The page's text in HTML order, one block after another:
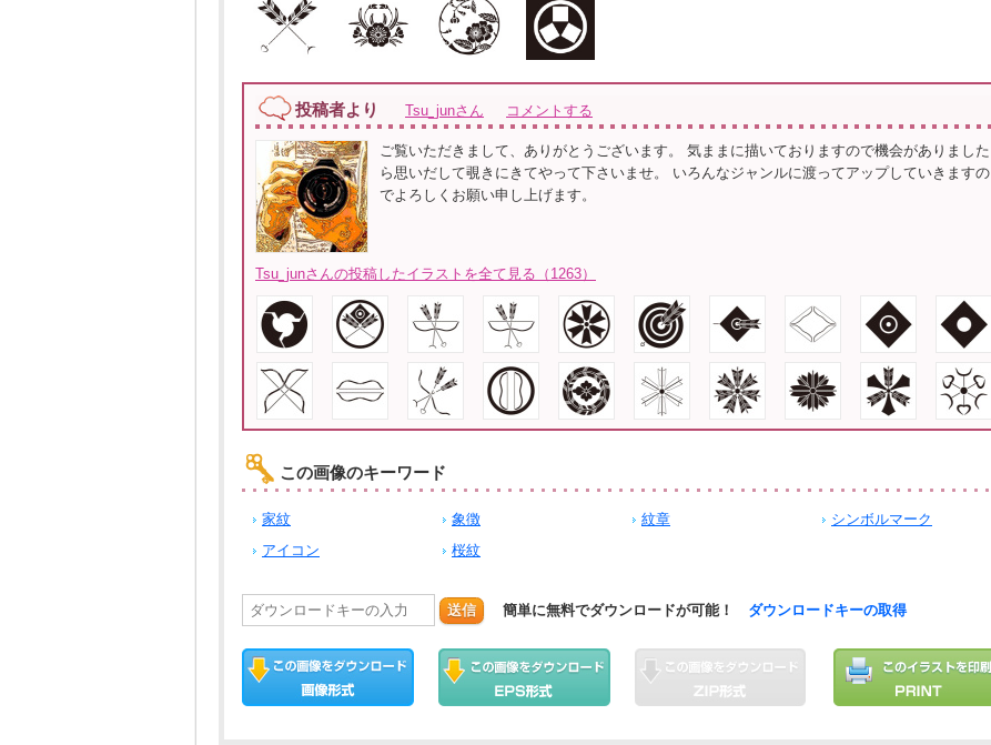
投稿者より Tsu_junさん コメントする
ご覧いただきまして、ありがとうございます。 気ままに描いておりますので機会がありました
ら思いだして覗きにきてやって下さいませ。 いろんなジャンルに渡ってアップしていきますの
でよろしくお願い申し上げます。
Tsu_junさんの投稿したイラストを全て見る（1263）
この画像のキーワード
家紋 象徴 紋章
シンボルマーク
アイコン
桜紋
送信 簡単に無料でダウンロードが可能！ ダウンロードキーの取得